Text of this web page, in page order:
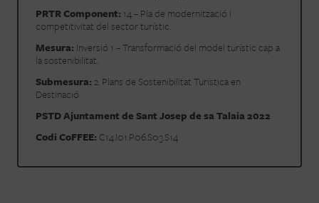
PRTR Component: 14 – Pla de modernització i
competitivitat del sector turístic.
Mesura: Inversió 1 – Transformació del model turístic cap a
la sostenibilitat.
Submesura: 2. Plans de Sostenibilitat Turística en
Destinació
PSTD Ajuntament de Sant Josep de sa Talaia 2022
Codi CoFFEE: C14.I01.P06.S03.S14